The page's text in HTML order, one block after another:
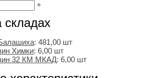
+
складах
: 481,00 шт
Химки: 6,00 шт
32 КМ МКАД: 6,00 шт